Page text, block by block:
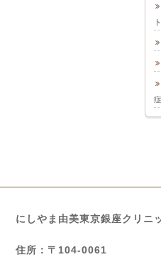
ト
にしやま由美東京銀座クリニ
住所：〒104-0061